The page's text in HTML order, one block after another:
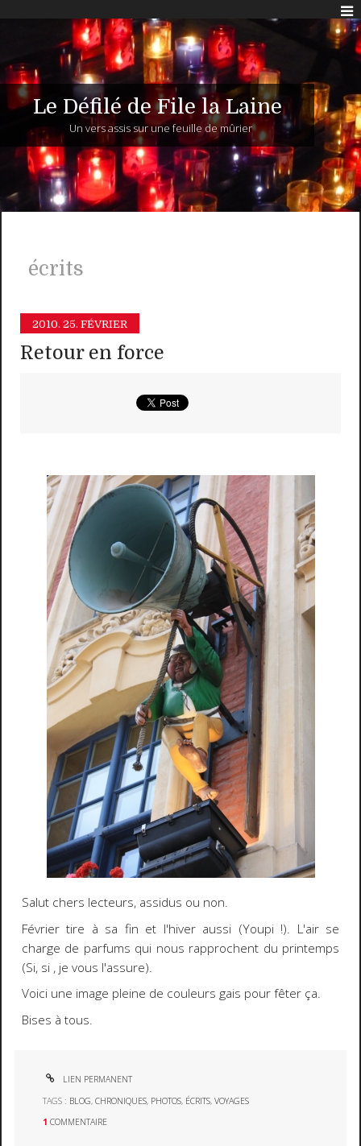
Le Défilé de File la Laine
Un vers assis sur une feuille de mûrier
écrits
2010. 25. FÉVRIER
Retour en force
Salut chers lecteurs, assidus ou non.
Février tire à sa fin et l'hiver aussi (Youpi !). L'air se
charge de parfums qui nous rapprochent du printemps
(Si, si , je vous l'assure).
Voici une image pleine de couleurs gais pour fêter ça.
Bises à tous.
LIEN PERMANENT
TAGS : BLOG,CHRONIQUES, PHOTOS, ÉCRITS,VOYAGES
1 COMMENTAIRE